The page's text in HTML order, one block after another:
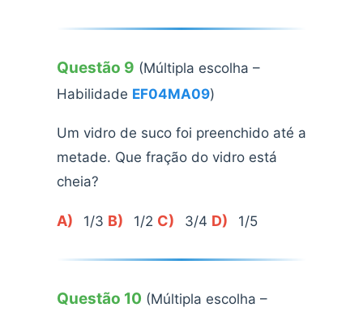
Questão 9 (Múltipla escolha –
Habilidade EF04MA09)
Um vidro de suco foi preenchido até a
metade. Que fração do vidro está
cheia?
A) 1/3 B) 1/2 C) 3/4 D) 1/5
Questão 10 (Múltipla escolha –